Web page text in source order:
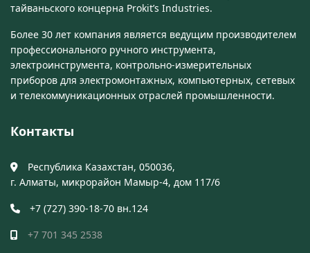
тайваньского концерна Prokit’s Industries.
Более 30 лет компания является ведущим производителем
профессионального ручного инструмента,
электроинструмента, контрольно-измерительных
приборов для электромонтажных, компьютерных, сетевых
и телекоммуникационных отраслей промышленности.
Контакты
Республика Казахстан, 050036,
г. Алматы, микрорайон Мамыр-4, дом 117/6
+7 (727) 390-18-70 вн.124
+7 701 345 2538